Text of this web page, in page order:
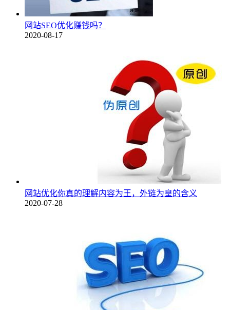
网站SEO优化赚钱吗？
2020-08-17
网站优化你真的理解内容为王，外链为皇的含义
2020-07-28